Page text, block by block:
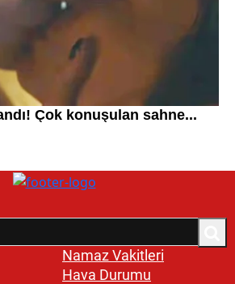
Namaz Vakitleri
Hava Durumu